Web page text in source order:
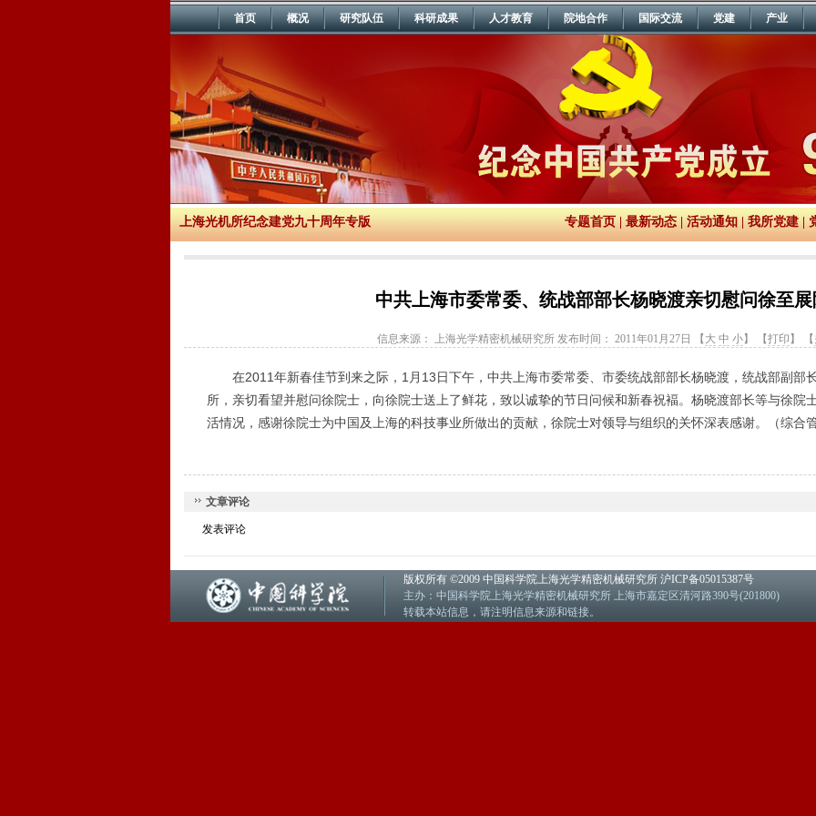
首页 概况 研究队伍 科研成果 人才教育 院地合作 国际交流 党建 产业
上海光机所纪念建党九十周年专版 专题首页 最新动态 活动通知 我所党建
中共上海市委常委、统战部部长杨晓渡亲切慰问徐至
信息来源： 上海光学精密机械研究所 发布时间： 2011年01月27日 【 大 中 小】 【打印 】 【
在2011年新春佳节到来之际，1月13日下午，中共上海市委常委、市委统战部部长杨晓渡，统战部副部
所，亲切看望并慰问徐院士，向徐院士送上了鲜花，致以诚挚的节日问候和新春祝褔。杨晓渡部长等与徐院
活情况，感谢徐院士为中国及上海的科技事业所做出的贡献，徐院士对领导与组织的关怀深表感谢。（综合管
文章评论
发表评论
版权所有 ©2009 中国科学院上海光学精密机械研究所 沪ICP备05015387号
主办：中国科学院上海光学精密机械研究所 上海市嘉定区清河路390号(201800)
转载本站信息，请注明信息来源和链接。